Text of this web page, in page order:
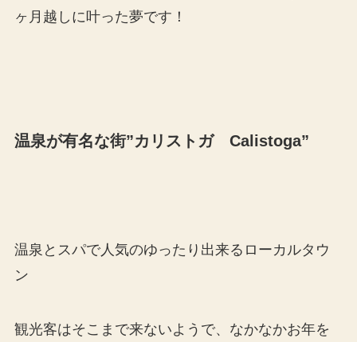
ヶ月越しに叶った夢です！
温泉が有名な街”カリストガ Calistoga”
温泉とスパで人気のゆったり出来るローカルタウ
ン
観光客はそこまで来ないようで、なかなかお年を